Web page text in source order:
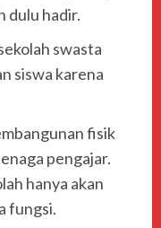
dulu hadir.
swasta
siswa karena
fisik
pengajar.
hanya akan
fungsi.